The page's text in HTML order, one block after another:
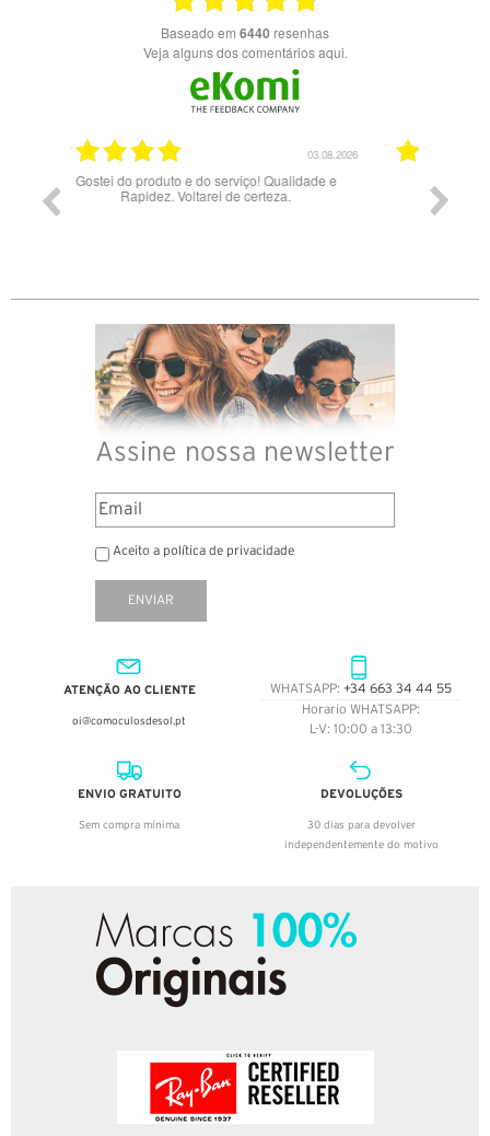
Baseado em 6440 resenhas
Veja alguns dos comentários aqui.
28.07.2026
Bons óculos.
Assine nossa newsletter
Aceito a política de privacidade
ENVIAR
ATENÇÃO AO CLIENTE
oi@comoculosdesol.pt
WHATSAPP: +34 663 34 44 55
Horario WHATSAPP:
L-V: 10:00 a 13:30
ENVIO GRATUITO
Sem compra mínima
DEVOLUÇÕES
30 dias para devolver
independentemente do motivo